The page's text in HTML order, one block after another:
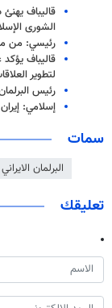
قالیباف
الشورى
رئيسي: من
قاليباف
لتطوير
رئيس
إسلامي:
سمات
البرلمان الايراني
تعليقك